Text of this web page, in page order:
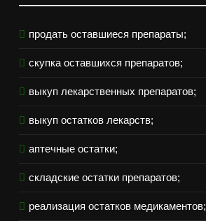
продать оставшиеся препараты;
скупка оставшихся препаратов;
выкуп лекарственных препаратов;
выкуп остатков лекарств;
аптечные остатки;
складские остатки препаратов;
реализация остатков медикаментов;